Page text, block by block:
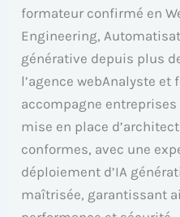
formateur confirmé en
Engineering,
générative depuis plus
l’agence webAnalyste
accompagne
mise en place
conformes, avec une
déploiement d’IA
maîtrisée, garantissant